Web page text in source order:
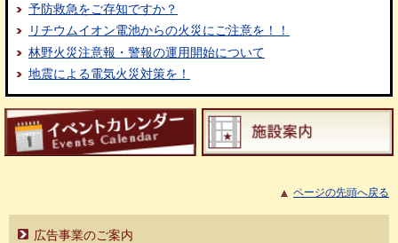
予防救急をご存知ですか？
リチウムイオン電池からの火災にご注意を！！
林野火災注意報・警報の運用開始について
地震による電気火災対策を！
ページの先頭へ戻る
広告事業のご案内